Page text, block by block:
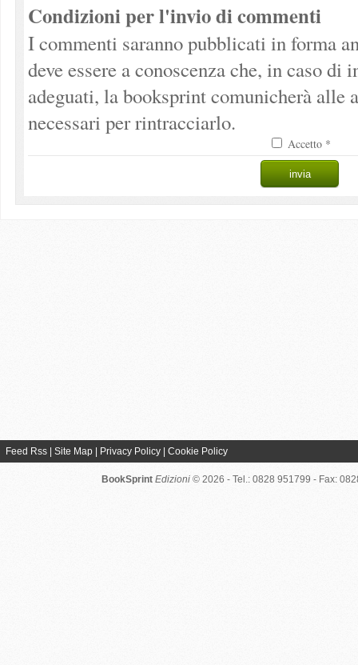
Condizioni per l'invio di commenti
I commenti saranno pubblicati in forma
deve essere a conoscenza che, in caso
adeguati, la booksprint comunicherà alle
necessari per rintracciarlo.
Accetto *
Feed Rss Site Map Privacy Policy Cookie Policy
BookSprint Edizioni © 2026 - Tel.: 0828 951799 - Fax: